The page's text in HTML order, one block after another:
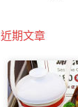
近期文章